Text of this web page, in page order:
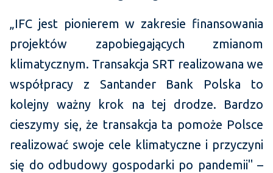
„IFC jest pionierem w zakresie finansowania
projektów zapobiegających zmianom
klimatycznym. Transakcja SRT realizowana we
współpracy z Santander Bank Polska to
kolejny ważny krok na tej drodze. Bardzo
cieszymy się, że transakcja ta pomoże Polsce
realizować swoje cele klimatyczne i przyczyni
się do odbudowy gospodarki po pandemii" –